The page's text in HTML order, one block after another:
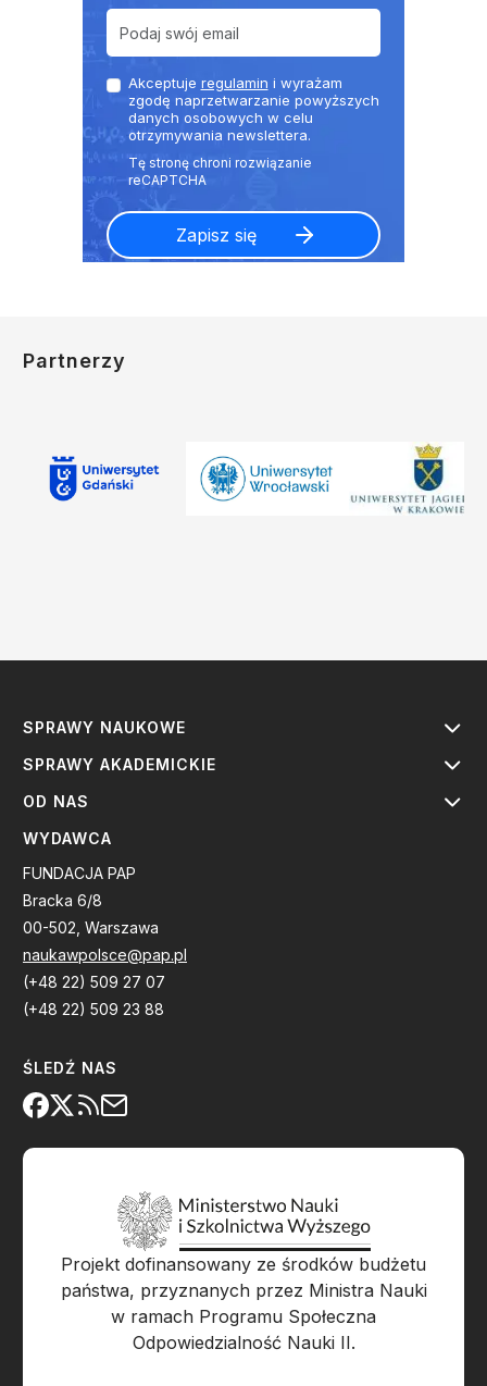
Akceptuje regulamin i wyrażam
zgodę naprzetwarzanie powyższych
danych osobowych w celu
otrzymywania newslettera.
Partnerzy
SPRAWY NAUKOWE
SPRAWY AKADEMICKIE
OD NAS
WYDAWCA
FUNDACJA PAP
Bracka 6/8
00-502, Warszawa
naukawpolsce@pap.pl
(+48 22) 509 27 07
(+48 22) 509 23 88
ŚLEDŹ NAS
Projekt dofinansowany ze środków budżetu
państwa, przyznanych przez Ministra Nauki
w ramach Programu Społeczna
Odpowiedzialność Nauki II.